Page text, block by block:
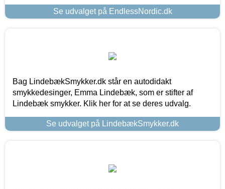
Se udvalget på EndlessNordic.dk
Bag LindebækSmykker.dk står en autodidakt
smykkedesinger, Emma Lindebæk, som er stifter af
Lindebæk smykker. Klik her for at se deres udvalg.
Se udvalget på LindebækSmykker.dk